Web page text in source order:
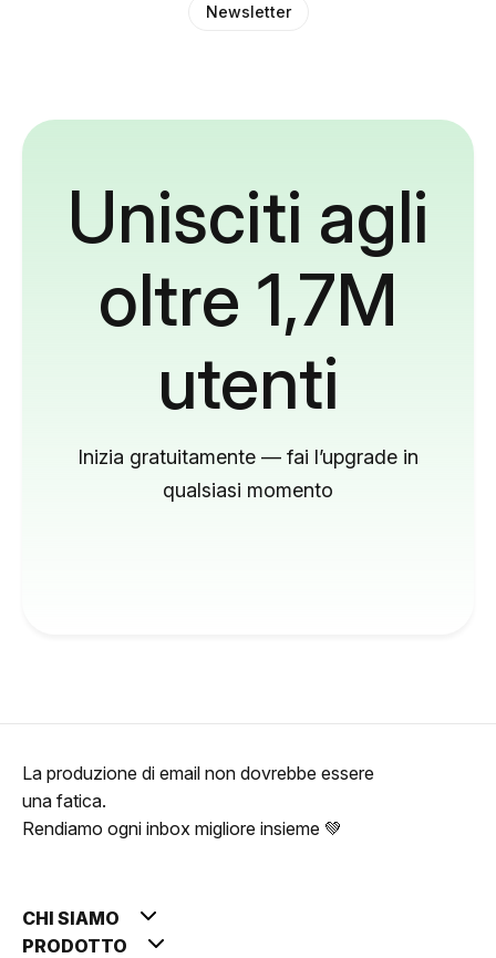
Newsletter
Unisciti agli
oltre 1,7M
utenti
Inizia gratuitamente — fai l’upgrade in
qualsiasi momento
La produzione di email non dovrebbe essere
una fatica.
Rendiamo ogni inbox migliore insieme 💚
CHI SIAMO
PRODOTTO